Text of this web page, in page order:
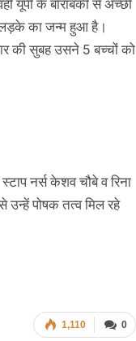
यूपी के बाराबंकी से अच्छी
लड़के का जन्म हुआ है।
की सुबह उसने 5 बच्चों को
नर्स केशव चौबे व रिना
पोषक तत्व मिल रहे
0
1,110